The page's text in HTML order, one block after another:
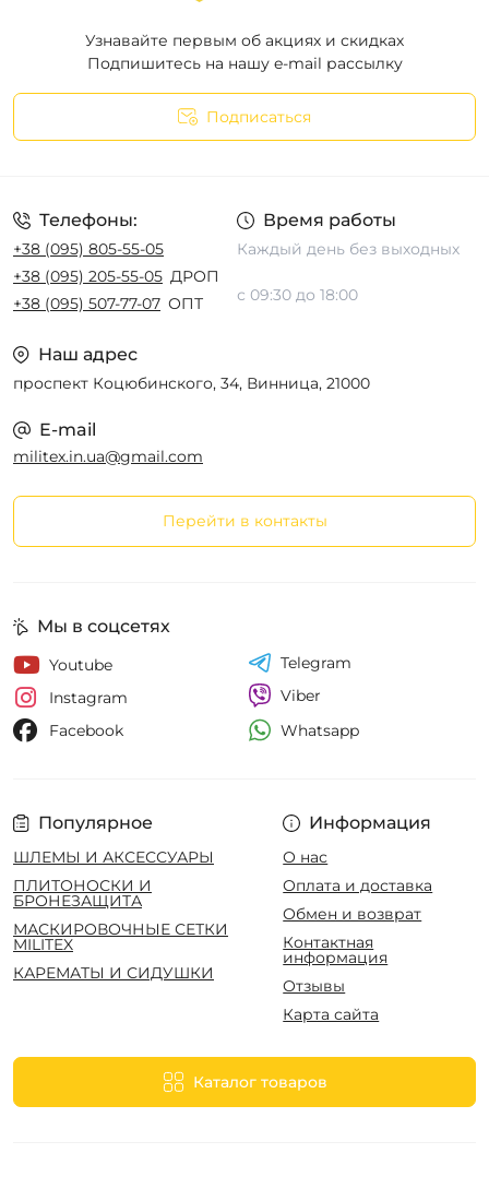
Узнавайте первым об акциях и скидках
Подпишитесь на нашу e-mail рассылку
Подписаться
Телефоны:
+38 (095) 805-55-05
+38 (095) 205-55-05 ДРОП
+38 (095) 507-77-07 ОПТ
Время работы
Каждый день без выходных
с 09:30 до 18:00
Наш адрес
проспект Коцюбинского, 34, Винница, 21000
E-mail
militex.in.ua@gmail.com
Перейти в контакты
Популярное
ШЛЕМЫ И АКСЕССУАРЫ
ПЛИТОНОСКИ И
БРОНЕЗАЩИТА
МАСКИРОВОЧНЫЕ СЕТКИ
MILITEX
КАРЕМАТЫ И СИДУШКИ
Информация
О нас
Оплата и доставка
Обмен и возврат
Контактная
информация
Отзывы
Карта сайта
Каталог товаров
Мы в соцсетях
Youtube
Instagram
Facebook
Telegram
Viber
Whatsapp